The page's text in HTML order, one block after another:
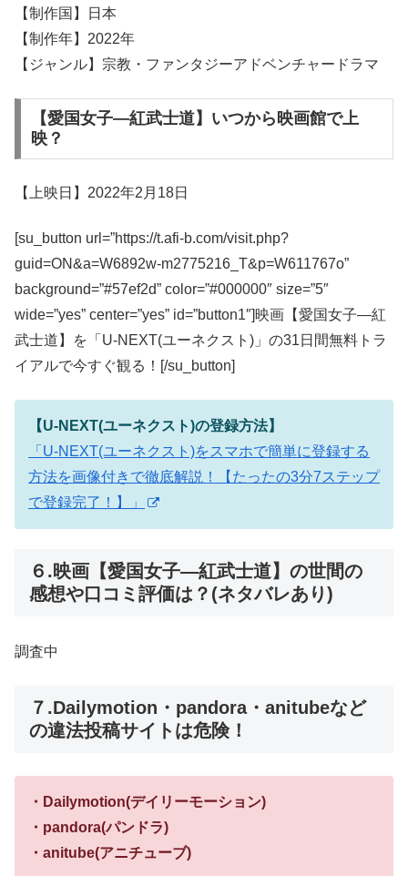
【制作国】日本
【制作年】2022年
【ジャンル】宗教・ファンタジーアドベンチャードラマ
【愛国女子―紅武士道】いつから映画館で上
映？
【上映日】2022年2月18日
[su_button url=”https://t.afi-b.com/visit.php?
guid=ON&a=W6892w-m2775216_T&p=W611767o”
background=”#57ef2d” color=”#000000″ size=”5″
wide=”yes” center=”yes” id=”button1″]映画【愛国女子―紅
武士道】を「U-NEXT(ユーネクスト)」の31日間無料トラ
イアルで今すぐ観る！[/su_button]
【U-NEXT(ユーネクスト)の登録方法】
「U-NEXT(ユーネクスト)をスマホで簡単に登録する
方法を画像付きで徹底解説！【たったの3分7ステップ
で登録完了！】」
６.映画【愛国女子―紅武士道】の世間の
感想や口コミ評価は？(ネタバレあり)
調査中
７.Dailymotion・pandora・anitubeなど
の違法投稿サイトは危険！
・Dailymotion(デイリーモーション)
・pandora(パンドラ)
・anitube(アニチューブ)